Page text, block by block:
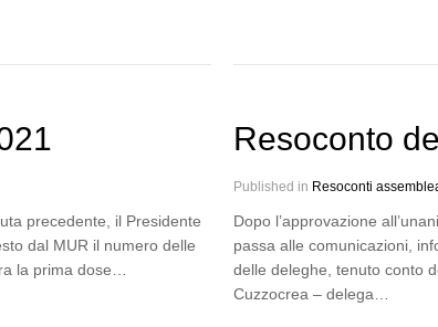
precedente, il Presidente
dal MUR il numero delle
la prima dose…
Resoconto
Published in Resoconti
Dopo l’approvazione
passa alle comunicazioni,
delle deleghe, tenuto conto
Cuzzocrea – delega…